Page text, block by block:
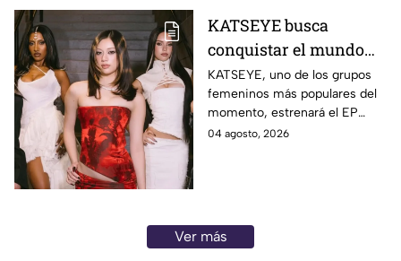
KATSEYE busca
conquistar el mundo
con nueva música y
documental; crece la
incógnita sobre el
regreso de Manon |
KATSEYE, uno de los grupos
femeninos más populares del
momento, estrenará el EP
‘WILD’ y el documental ‘WILD
04 agosto, 2026
Ver más